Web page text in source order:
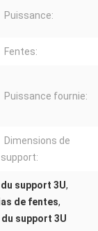
Puissance:
Fentes:
Puissance fournie:
Dimensions de
support:
support 3U,
de fentes,
support 3U